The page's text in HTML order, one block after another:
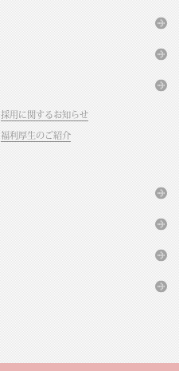
採用に関するお知らせ
福利厚生のご紹介